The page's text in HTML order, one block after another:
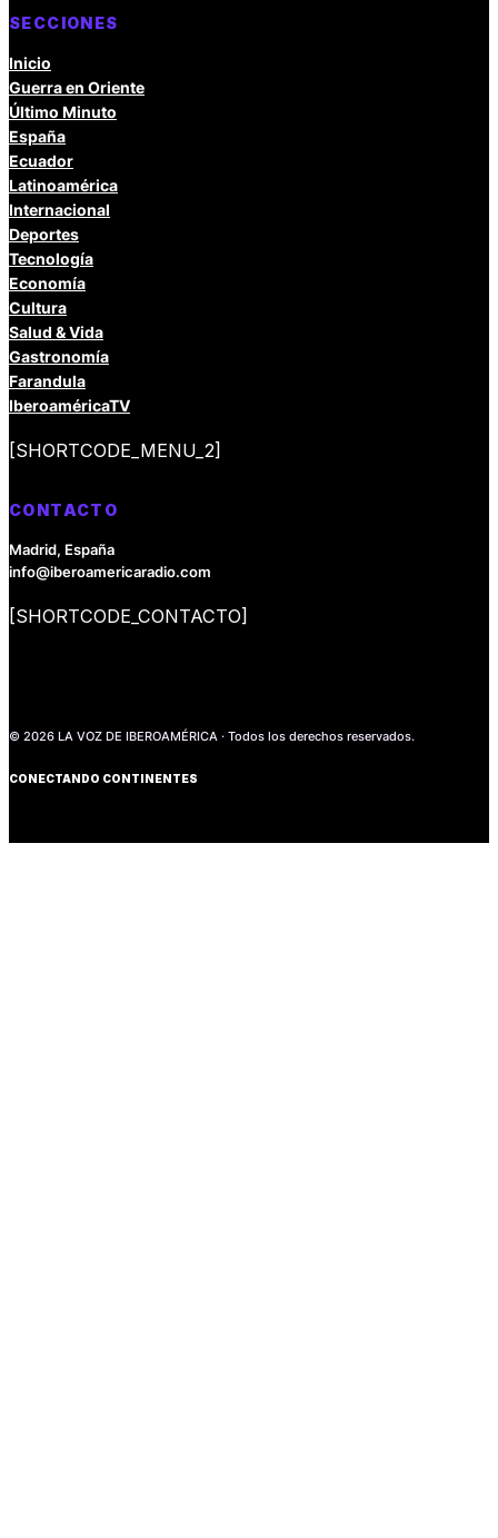
SECCIONES
Inicio
Guerra en Oriente
Último Minuto
España
Ecuador
Latinoamérica
Internacional
Deportes
Tecnología
Economía
Cultura
Salud & Vida
Gastronomía
Farandula
IberoaméricaTV
[SHORTCODE_MENU_2]
CONTACTO
Madrid, España
info@iberoamericaradio.com
[SHORTCODE_CONTACTO]
© 2026 LA VOZ DE IBEROAMÉRICA · Todos los derechos reservados.
CONECTANDO CONTINENTES